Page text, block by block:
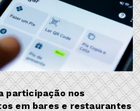
participação nos
em bares e restaurantes